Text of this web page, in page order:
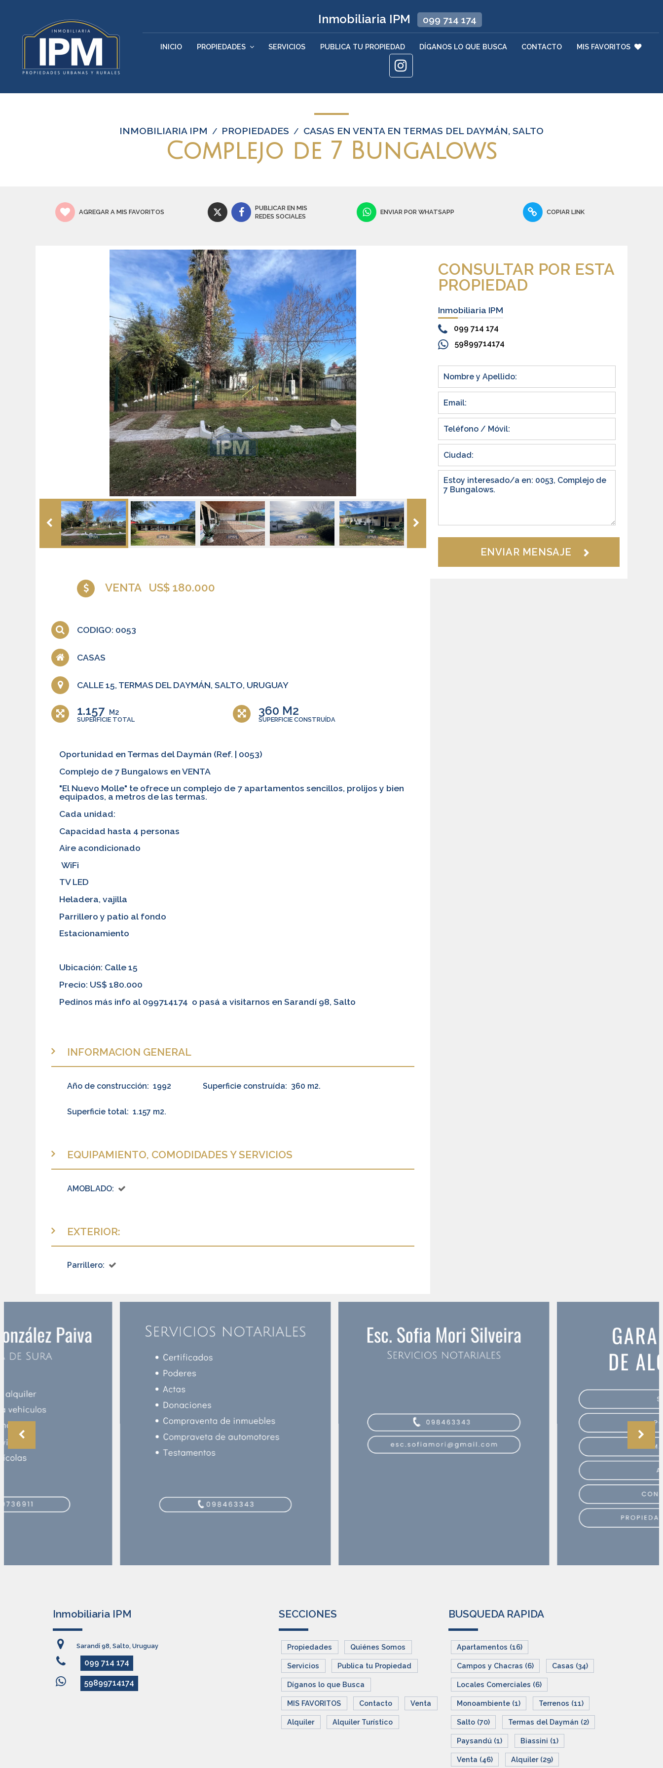
Inmobiliaria IPM 099 714 174
INICIO PROPIEDADES SERVICIOS PUBLICA TU PROPIEDAD DÍGANOS LO QUE BUSCA CONTACTO MIS FAVORITOS
INMOBILIARIA IPM / PROPIEDADES / CASAS EN VENTA EN TERMAS DEL DAYMÁN, SALTO
Complejo de 7 Bungalows
AGREGAR A MIS FAVORITOS
PUBLICAR EN MIS
REDES SOCIALES
ENVIAR POR WHATSAPP COPIAR LINK
VENTA US$ 180.000
CODIGO: 0053
CASAS
CALLE 15, TERMAS DEL DAYMÁN, SALTO, URUGUAY
1.157 M2
SUPERFICIE TOTAL
360 M2
SUPERFICIE CONSTRUÍDA
Oportunidad en Termas del Daymán (Ref. | 0053)
Complejo de 7 Bungalows en VENTA
"El Nuevo Molle" te ofrece un complejo de 7 apartamentos sencillos, prolijos y bien
equipados, a metros de las termas.
Cada unidad:
Capacidad hasta 4 personas
Aire acondicionado
WiFi
TV LED
Heladera, vajilla
Parrillero y patio al fondo
Estacionamiento
Ubicación: Calle 15
Precio: US$ 180.000
Pedinos más info al 099714174 o pasá a visitarnos en Sarandí 98, Salto
INFORMACION GENERAL
Año de construcción: 1992 Superficie construída: 360 m2.
Superficie total: 1.157 m2.
EQUIPAMIENTO, COMODIDADES Y SERVICIOS
AMOBLADO:
EXTERIOR:
Parrillero:
CONSULTAR POR ESTA
PROPIEDAD
Inmobiliaria IPM
099 714 174
59899714174
ENVIAR MENSAJE
Inmobiliaria IPM
Sarandí 98, Salto, Uruguay
099 714 174
59899714174
SECCIONES
Propiedades Quiénes Somos
Servicios Publica tu Propiedad
Díganos lo que Busca
MIS FAVORITOS Contacto Venta
Alquiler Alquiler Turístico
BUSQUEDA RAPIDA
Apartamentos (16)
Campos y Chacras (6) Casas (34)
Locales Comerciales (6)
Monoambiente (1) Terrenos (11)
Salto (70) Termas del Daymán (2)
Paysandú (1) Biassini (1)
Venta (46) Alquiler (29)